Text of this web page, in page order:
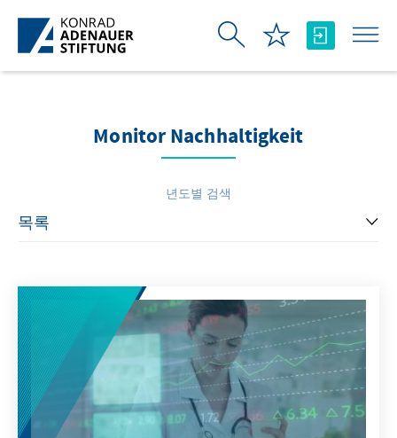
Skip to Main Content
Monitor Nachhaltigkeit
년도별 검색